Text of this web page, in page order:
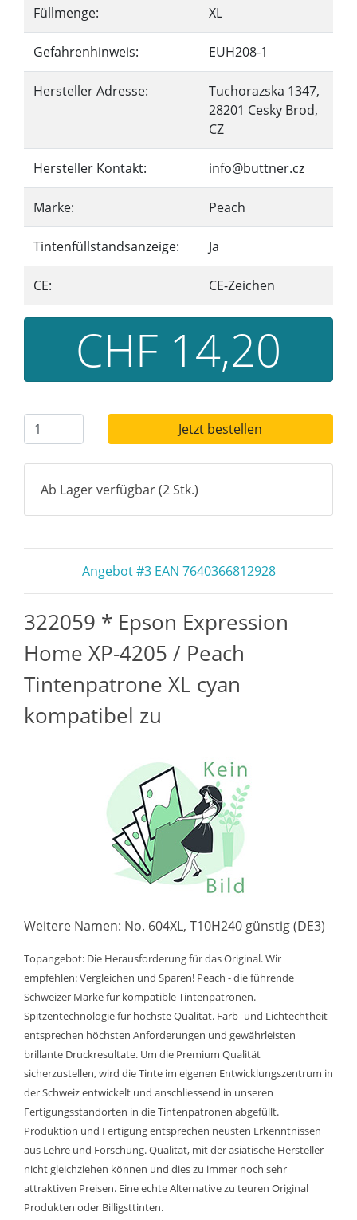
Füllmenge: XL
Gefahrenhinweis: EUH208-1
Hersteller Adresse:
Tuchorazska 1347,
28201 Cesky Brod,
CZ
Hersteller Kontakt: info@buttner.cz
Marke: Peach
Tintenfüllstandsanzeige: Ja
CE: CE-Zeichen
CHF 14,20
Jetzt bestellen
Ab Lager verfügbar (2 Stk.)
Angebot #3 EAN 7640366812928
322059 * Epson Expression
Home XP-4205 / Peach
Tintenpatrone XL cyan
kompatibel zu
Weitere Namen: No. 604XL, T10H240 günstig (DE3)
Topangebot: Die Herausforderung für das Original. Wir
empfehlen: Vergleichen und Sparen! Peach - die führende
Schweizer Marke für kompatible Tintenpatronen.
Spitzentechnologie für höchste Qualität. Farb- und Lichtechtheit
entsprechen höchsten Anforderungen und gewährleisten
brillante Druckresultate. Um die Premium Qualität
sicherzustellen, wird die Tinte im eigenen Entwicklungszentrum in
der Schweiz entwickelt und anschliessend in unseren
Fertigungsstandorten in die Tintenpatronen abgefüllt.
Produktion und Fertigung entsprechen neusten Erkenntnissen
aus Lehre und Forschung. Qualität, mit der asiatische Hersteller
nicht gleichziehen können und dies zu immer noch sehr
attraktiven Preisen. Eine echte Alternative zu teuren Original
Produkten oder Billigsttinten.